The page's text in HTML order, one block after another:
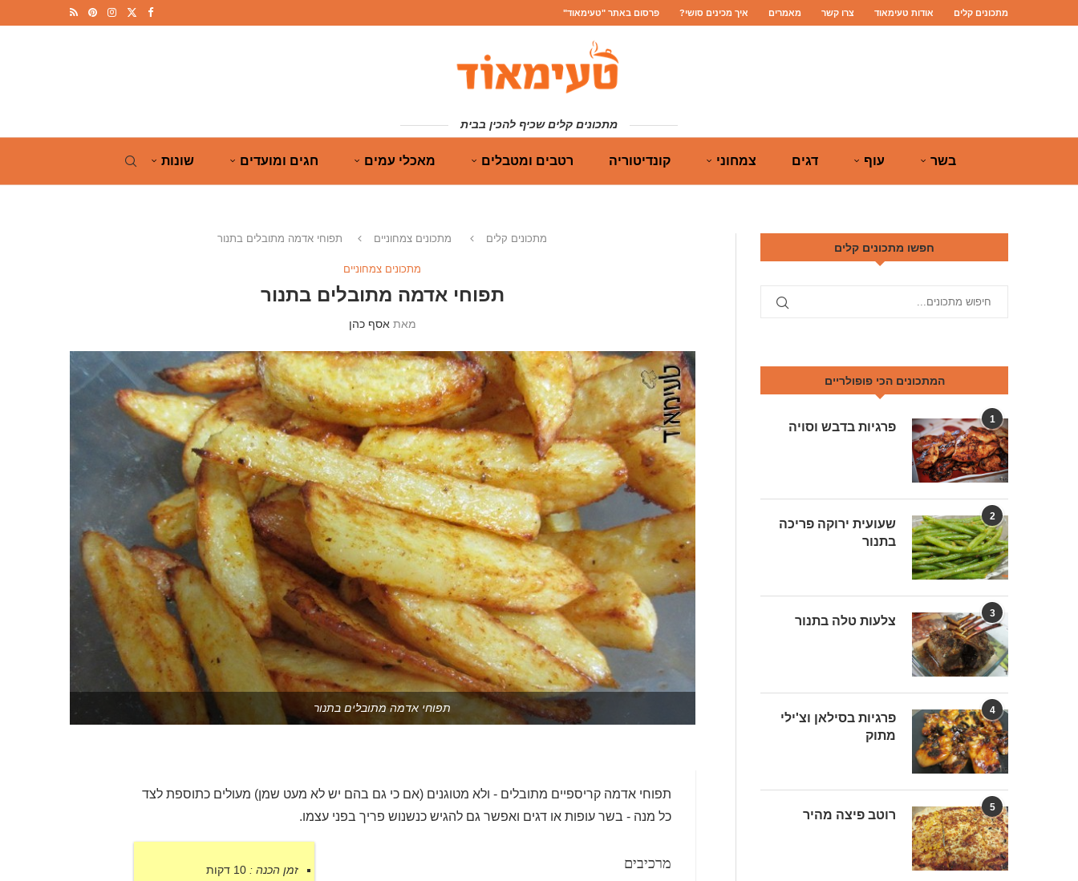
מתכונים קלים אודות טעימאוד צרו קשר מאמרים איך מכינים סושי? פרסום באתר "טעימאוד"
מתכונים קלים שכיף להכין בבית
בשר עוף דגים צמחוני קונדיטוריה רטבים ומטבלים מאכלי עמים חגים ומועדים שונות
מתכונים קלים מתכונים צמחוניים תפוחי אדמה מתובלים בתנור
מתכונים צמחוניים
תפוחי אדמה מתובלים בתנור
מאת אסף כהן
תפוחי אדמה מתובלים בתנור
תפוחי אדמה קריספיים מתובלים - ולא מטוגנים (אם כי גם בהם יש לא מעט שמן) מעולים כתוספת לצד
כל מנה - בשר עופות או דגים ואפשר גם להגיש כנשנוש פריך בפני עצמו.
זמן הכנה : 10 דקות
מרכיבים
חפשו מתכונים קלים
המתכונים הכי פופולריים
1
פרגיות בדבש וסויה
2
שעועית ירוקה פריכה
בתנור
3
צלעות טלה בתנור
4
פרגיות בסילאן וצ'ילי
מתוק
5
רוטב פיצה מהיר